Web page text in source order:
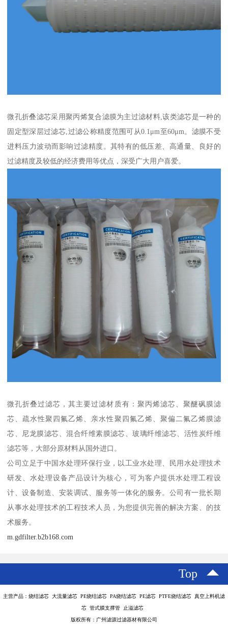
微孔折叠滤芯采用聚丙烯复合滤膜为主过滤材料,该类滤芯是一种的
固定型深层过滤芯,过滤公称精度范围可从0.1μm至60μm。滤膜不受
进料压力波动而影响过滤精度。其特有的低压差、高通量、良好的
过滤精度及较低的经济费用等优点，深受广大用户喜爱。
微孔折叠过滤芯，其主要过滤材质有：聚丙烯滤芯、聚醚砜膜滤
芯、疏水性聚四氟乙烯、亲水性聚四氟乙烯、聚偏二氟乙烯膜滤
芯、尼龙膜滤芯、混合纤维素膜滤芯、玻璃纤维滤芯、活性炭纤维
滤芯等，大部分原材料从国外进口。
公司立足于中国水处理环保行业，以工业水处理、民用水处理技术
研发、水处理设备产品设计为核心，可为客户提供水处理工程设
计、设备制造、安装调试、服务等一体化的服务。公司有一批长期
从事水处理技术的工程技术人员，为您提供完善的解决方案、的技
术服务。
m.gdfilter.b2b168.com
Top
主营产品：烧结滤芯 大流量滤芯 PE烧结滤芯 PA烧结滤芯 PE滤芯 PTFE烧结滤芯 真空上料机滤
芯 管式膜支撑管 止溢滤芯
版权所有：广州滤源过滤器材有限公司